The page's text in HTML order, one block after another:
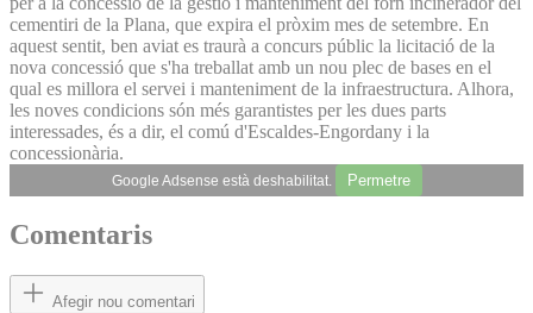
cementiri de la Plana, que expira el pròxim mes de setembre. En
aquest sentit, ben aviat es traurà a concurs públic la licitació de la
nova concessió que s'ha treballat amb un nou plec de bases en el
qual es millora el servei i manteniment de la infraestructura. Alhora,
les noves condicions són més garantistes per les dues parts
interessades, és a dir, el comú d'Escaldes-Engordany i la
concessionària.
Google Adsense està deshabilitat. Permetre
Comentaris
Afegir nou comentari